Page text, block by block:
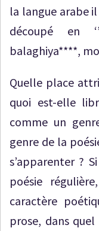
la langue arabe il
découpé en
balaghiya****,
Quelle place
quoi est-elle
comme un
genre de la
s’apparenter ?
poésie
caractère
prose, dans